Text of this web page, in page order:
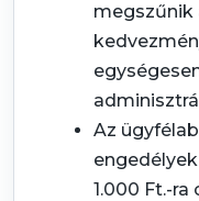
megszűnik
Az
1.000 Ft.-ra